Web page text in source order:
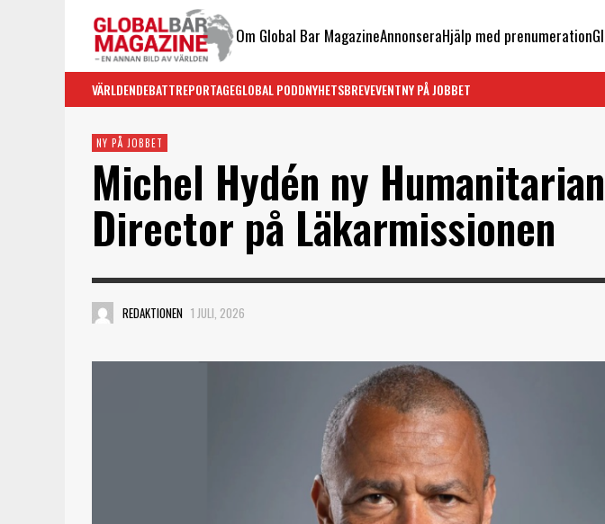
Om Global Bar MagazineAnnonseraHjälp med prenumeration
VÄRLDENDEBATTREPORTAGEGLOBAL PODDNYHETSBREVEVENTNY PÅ JOBBET
NY PÅ JOBBET
Michel Hydén ny
Director på Läkarmissionen
REDAKTIONEN 1 JULI, 2026